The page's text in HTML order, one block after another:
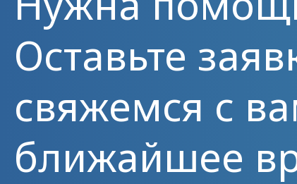
Оставьте
свяжемся с
ближайшее